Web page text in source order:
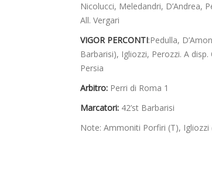
Nicolucci, Meledandri, D’Andrea,
All. Vergari
VIGOR PERCONTI:Pedulla,
Barbarisi), Igliozzi, Perozzi. A
Persia
Arbitro: Perri di Roma 1
Marcatori: 42’st Barbarisi
Note: Ammoniti Porfiri (T), Igliozzi